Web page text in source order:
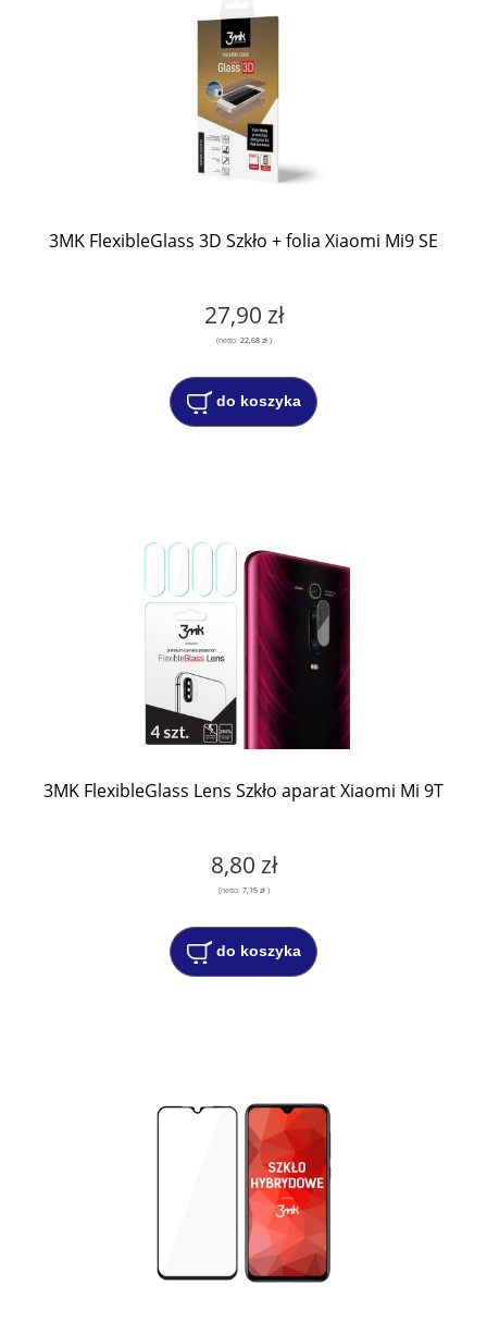
3MK FlexibleGlass 3D Szkło + folia Xiaomi Mi9 SE
27,90 zł
(netto: 22,68 zł)
do koszyka
3MK FlexibleGlass Lens Szkło aparat Xiaomi Mi 9T
8,80 zł
(netto: 7,15 zł)
do koszyka